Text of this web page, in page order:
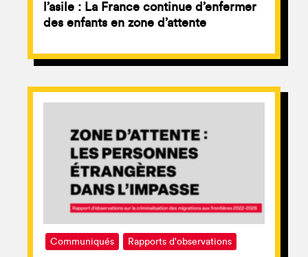
l’asile : La France continue d’enfermer
des enfants en zone d’attente
Communiqués Rapports d'observations